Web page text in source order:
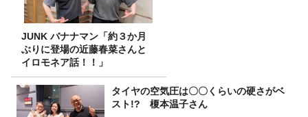
JUNK バナナマン「約３か月
ぶりに登場の近藤春菜さんと
イロモネア話！！」
タイヤの空気圧は〇〇くらいの硬さがベ
スト!? 榎本温子さん